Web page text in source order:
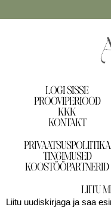
LOGI SISSE
PROOVIPERIOOD
KKK
KONTAKT
PRIVAATSUSPOLIITIKA
TINGIMUSED
KOOSTÖÖPARTNERID
LIITU
Liitu uudiskirjaga ja saa